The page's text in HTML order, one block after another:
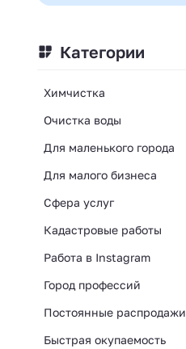
Категории
Химчистка
Очистка воды
Для маленького города
Для малого бизнеса
Сфера услуг
Кадастровые работы
Работа в Instagram
Город профессий
Постоянные распродажи
Быстрая окупаемость